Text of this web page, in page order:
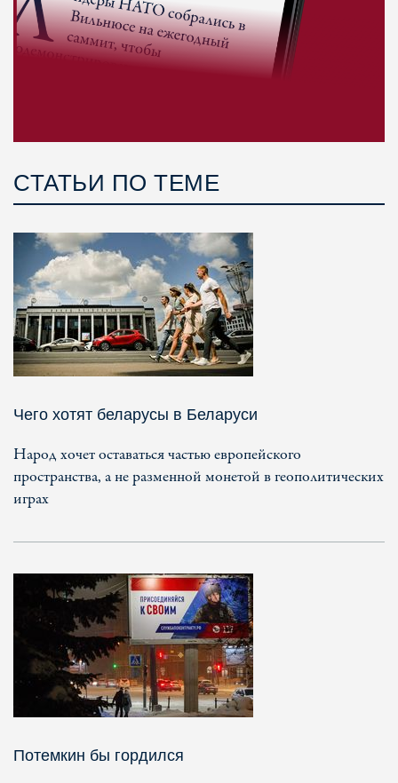
СТАТЬИ ПО ТЕМЕ
Чего хотят беларусы в Беларуси
Народ хочет оставаться частью европейского
пространства, а не разменной монетой в геополитических
играх
Потемкин бы гордился